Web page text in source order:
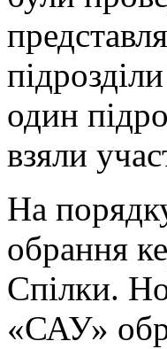
один
взяли
На
обрання
Спілки.
«САУ»